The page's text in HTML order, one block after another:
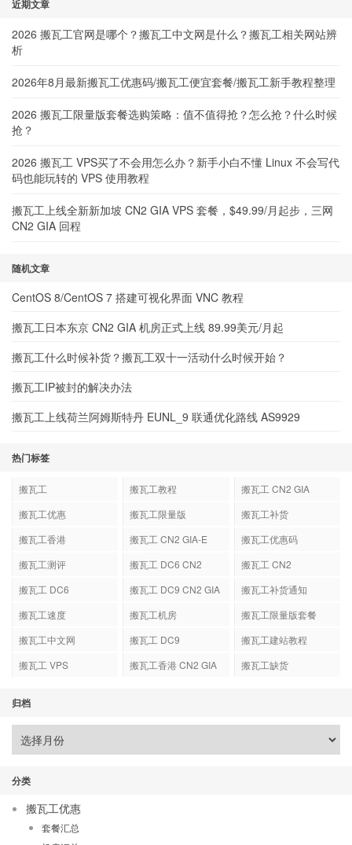
近期文章
2026 搬瓦工官网是哪个？搬瓦工中文网是什么？搬瓦工相关网站辨
析
2026年8月最新搬瓦工优惠码/搬瓦工便宜套餐/搬瓦工新手教程整理
2026 搬瓦工限量版套餐选购策略：值不值得抢？怎么抢？什么时候
抢？
2026 搬瓦工 VPS买了不会用怎么办？新手小白不懂 Linux 不会写代
码也能玩转的 VPS 使用教程
搬瓦工上线全新新加坡 CN2 GIA VPS 套餐，$49.99/月起步，三网
CN2 GIA 回程
随机文章
CentOS 8/CentOS 7 搭建可视化界面 VNC 教程
搬瓦工日本东京 CN2 GIA 机房正式上线 89.99美元/月起
搬瓦工什么时候补货？搬瓦工双十一活动什么时候开始？
搬瓦工IP被封的解决办法
搬瓦工上线荷兰阿姆斯特丹 EUNL_9 联通优化路线 AS9929
热门标签
搬瓦工 搬瓦工教程
搬瓦工 CN2 GIA
搬瓦工优惠
搬瓦工限量版
搬瓦工补货
搬瓦工香港
搬瓦工 CN2 GIA-E
搬瓦工优惠码
搬瓦工测评
搬瓦工 DC6 CN2
搬瓦工 CN2
搬瓦工 DC6
搬瓦工 DC9 CN2 GIA
搬瓦工补货通知
搬瓦工速度
搬瓦工机房
搬瓦工限量版套餐
搬瓦工中文网
搬瓦工 DC9
搬瓦工建站教程
搬瓦工 VPS
搬瓦工香港 CN2 GIA 搬瓦工缺货
归档
分类
搬瓦工优惠
套餐汇总